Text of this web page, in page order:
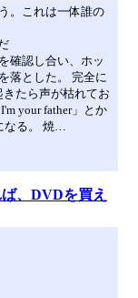
。これは一体誰の
確認し合い、ホッ
落とした。 完全に
たら声が枯れてお
your father」とか
る。 焼…
、DVDを買え